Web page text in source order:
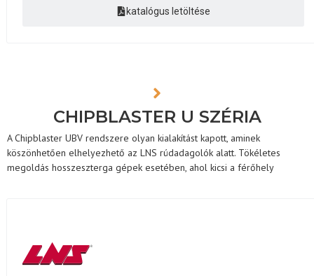
katalógus letöltése
CHIPBLASTER U SZÉRIA
A Chipblaster UBV rendszere olyan kialakítást kapott, aminek
köszönhetően elhelyezhető az LNS rúdadagolók alatt. Tökéletes
megoldás hosszeszterga gépek esetében, ahol kicsi a férőhely